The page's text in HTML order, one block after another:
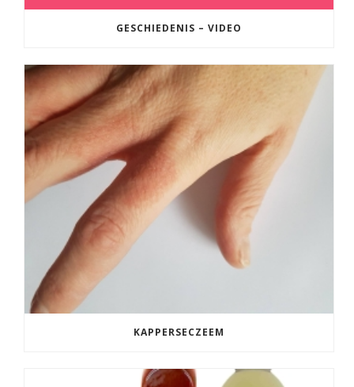
GESCHIEDENIS – VIDEO
KAPPERSECZEEM